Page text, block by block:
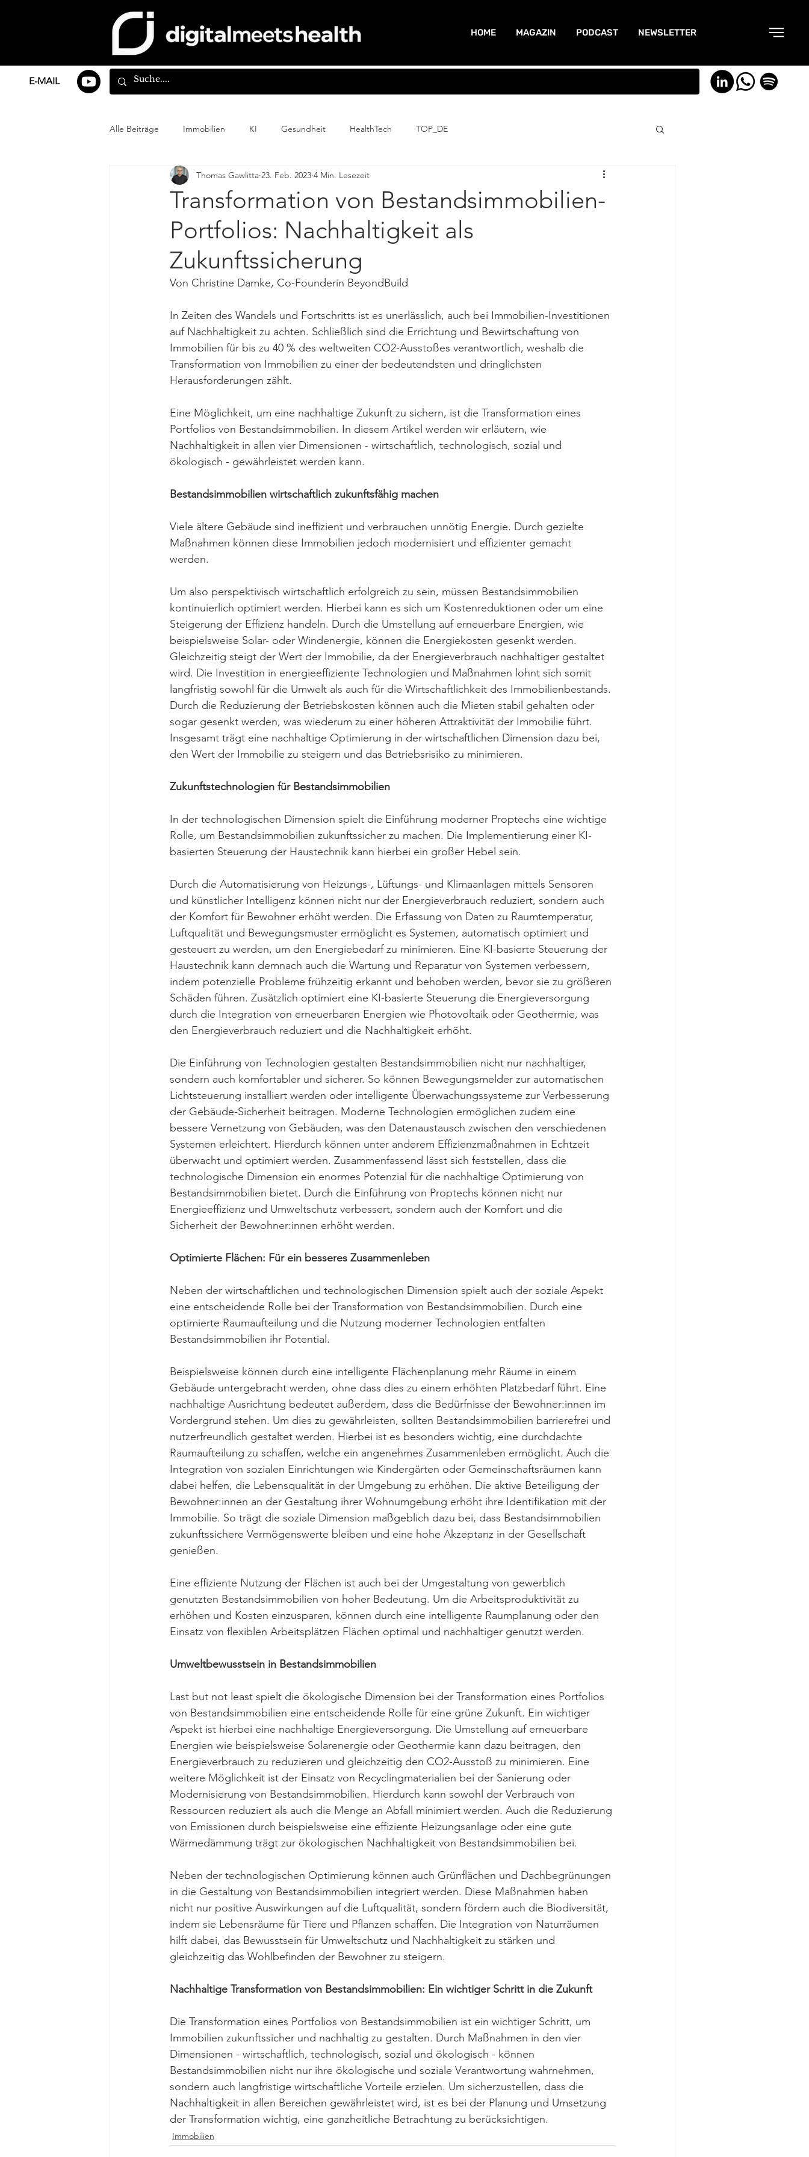
E-MAIL
HOME MAGAZIN PODCAST NEWSLETTER
Alle Beiträge Immobilien KI Gesundheit HealthTech TOP_DE
Transformation von Bestandsimmobilien-
Portfolios: Nachhaltigkeit als
Zukunftssicherung
Thomas Gawlitta 23. Feb. 2023 4 Min. Lesezeit
Von Christine Damke, Co-Founderin BeyondBuild
In Zeiten des Wandels und Fortschritts ist es unerlässlich, auch bei Immobilien-Investitionen
auf Nachhaltigkeit zu achten. Schließlich sind die Errichtung und Bewirtschaftung von
Immobilien für bis zu 40 % des weltweiten CO2-Ausstoßes verantwortlich, weshalb die
Transformation von Immobilien zu einer der bedeutendsten und dringlichsten
Herausforderungen zählt.
Eine Möglichkeit, um eine nachhaltige Zukunft zu sichern, ist die Transformation eines
Portfolios von Bestandsimmobilien. In diesem Artikel werden wir erläutern, wie
Nachhaltigkeit in allen vier Dimensionen - wirtschaftlich, technologisch, sozial und
ökologisch - gewährleistet werden kann.
Bestandsimmobilien wirtschaftlich zukunftsfähig machen
Viele ältere Gebäude sind ineffizient und verbrauchen unnötig Energie. Durch gezielte
Maßnahmen können diese Immobilien jedoch modernisiert und effizienter gemacht
werden.
Um also perspektivisch wirtschaftlich erfolgreich zu sein, müssen Bestandsimmobilien
kontinuierlich optimiert werden. Hierbei kann es sich um Kostenreduktionen oder um eine
Steigerung der Effizienz handeln. Durch die Umstellung auf erneuerbare Energien, wie
beispielsweise Solar- oder Windenergie, können die Energiekosten gesenkt werden.
Gleichzeitig steigt der Wert der Immobilie, da der Energieverbrauch nachhaltiger gestaltet
wird. Die Investition in energieeffiziente Technologien und Maßnahmen lohnt sich somit
langfristig sowohl für die Umwelt als auch für die Wirtschaftlichkeit des Immobilienbestands.
Durch die Reduzierung der Betriebskosten können auch die Mieten stabil gehalten oder
sogar gesenkt werden, was wiederum zu einer höheren Attraktivität der Immobilie führt.
Insgesamt trägt eine nachhaltige Optimierung in der wirtschaftlichen Dimension dazu bei,
den Wert der Immobilie zu steigern und das Betriebsrisiko zu minimieren.
Zukunftstechnologien für Bestandsimmobilien
In der technologischen Dimension spielt die Einführung moderner Proptechs eine wichtige
Rolle, um Bestandsimmobilien zukunftssicher zu machen. Die Implementierung einer KI-
basierten Steuerung der Haustechnik kann hierbei ein großer Hebel sein.
Durch die Automatisierung von Heizungs-, Lüftungs- und Klimaanlagen mittels Sensoren
und künstlicher Intelligenz können nicht nur der Energieverbrauch reduziert, sondern auch
der Komfort für Bewohner erhöht werden. Die Erfassung von Daten zu Raumtemperatur,
Luftqualität und Bewegungsmuster ermöglicht es Systemen, automatisch optimiert und
gesteuert zu werden, um den Energiebedarf zu minimieren. Eine KI-basierte Steuerung der
Haustechnik kann demnach auch die Wartung und Reparatur von Systemen verbessern,
indem potenzielle Probleme frühzeitig erkannt und behoben werden, bevor sie zu größeren
Schäden führen. Zusätzlich optimiert eine KI-basierte Steuerung die Energieversorgung
durch die Integration von erneuerbaren Energien wie Photovoltaik oder Geothermie, was
den Energieverbrauch reduziert und die Nachhaltigkeit erhöht.
Die Einführung von Technologien gestalten Bestandsimmobilien nicht nur nachhaltiger,
sondern auch komfortabler und sicherer. So können Bewegungsmelder zur automatischen
Lichtsteuerung installiert werden oder intelligente Überwachungssysteme zur Verbesserung
der Gebäude-Sicherheit beitragen. Moderne Technologien ermöglichen zudem eine
bessere Vernetzung von Gebäuden, was den Datenaustausch zwischen den verschiedenen
Systemen erleichtert. Hierdurch können unter anderem Effizienzmaßnahmen in Echtzeit
überwacht und optimiert werden. Zusammenfassend lässt sich feststellen, dass die
technologische Dimension ein enormes Potenzial für die nachhaltige Optimierung von
Bestandsimmobilien bietet. Durch die Einführung von Proptechs können nicht nur
Energieeffizienz und Umweltschutz verbessert, sondern auch der Komfort und die
Sicherheit der Bewohner:innen erhöht werden.
Optimierte Flächen: Für ein besseres Zusammenleben
Neben der wirtschaftlichen und technologischen Dimension spielt auch der soziale Aspekt
eine entscheidende Rolle bei der Transformation von Bestandsimmobilien. Durch eine
optimierte Raumaufteilung und die Nutzung moderner Technologien entfalten
Bestandsimmobilien ihr Potential.
Beispielsweise können durch eine intelligente Flächenplanung mehr Räume in einem
Gebäude untergebracht werden, ohne dass dies zu einem erhöhten Platzbedarf führt. Eine
nachhaltige Ausrichtung bedeutet außerdem, dass die Bedürfnisse der Bewohner:innen im
Vordergrund stehen. Um dies zu gewährleisten, sollten Bestandsimmobilien barrierefrei und
nutzerfreundlich gestaltet werden. Hierbei ist es besonders wichtig, eine durchdachte
Raumaufteilung zu schaffen, welche ein angenehmes Zusammenleben ermöglicht. Auch die
Integration von sozialen Einrichtungen wie Kindergärten oder Gemeinschaftsräumen kann
dabei helfen, die Lebensqualität in der Umgebung zu erhöhen. Die aktive Beteiligung der
Bewohner:innen an der Gestaltung ihrer Wohnumgebung erhöht ihre Identifikation mit der
Immobilie. So trägt die soziale Dimension maßgeblich dazu bei, dass Bestandsimmobilien
zukunftssichere Vermögenswerte bleiben und eine hohe Akzeptanz in der Gesellschaft
genießen.
Eine effiziente Nutzung der Flächen ist auch bei der Umgestaltung von gewerblich
genutzten Bestandsimmobilien von hoher Bedeutung. Um die Arbeitsproduktivität zu
erhöhen und Kosten einzusparen, können durch eine intelligente Raumplanung oder den
Einsatz von flexiblen Arbeitsplätzen Flächen optimal und nachhaltiger genutzt werden.
Umweltbewusstsein in Bestandsimmobilien
Last but not least spielt die ökologische Dimension bei der Transformation eines Portfolios
von Bestandsimmobilien eine entscheidende Rolle für eine grüne Zukunft. Ein wichtiger
Aspekt ist hierbei eine nachhaltige Energieversorgung. Die Umstellung auf erneuerbare
Energien wie beispielsweise Solarenergie oder Geothermie kann dazu beitragen, den
Energieverbrauch zu reduzieren und gleichzeitig den CO2-Ausstoß zu minimieren. Eine
weitere Möglichkeit ist der Einsatz von Recyclingmaterialien bei der Sanierung oder
Modernisierung von Bestandsimmobilien. Hierdurch kann sowohl der Verbrauch von
Ressourcen reduziert als auch die Menge an Abfall minimiert werden. Auch die Reduzierung
von Emissionen durch beispielsweise eine effiziente Heizungsanlage oder eine gute
Wärmedämmung trägt zur ökologischen Nachhaltigkeit von Bestandsimmobilien bei.
Neben der technologischen Optimierung können auch Grünflächen und Dachbegrünungen
in die Gestaltung von Bestandsimmobilien integriert werden. Diese Maßnahmen haben
nicht nur positive Auswirkungen auf die Luftqualität, sondern fördern auch die Biodiversität,
indem sie Lebensräume für Tiere und Pflanzen schaffen. Die Integration von Naturräumen
hilft dabei, das Bewusstsein für Umweltschutz und Nachhaltigkeit zu stärken und
gleichzeitig das Wohlbefinden der Bewohner zu steigern.
Nachhaltige Transformation von Bestandsimmobilien: Ein wichtiger Schritt in die Zukunft
Die Transformation eines Portfolios von Bestandsimmobilien ist ein wichtiger Schritt, um
Immobilien zukunftssicher und nachhaltig zu gestalten. Durch Maßnahmen in den vier
Dimensionen - wirtschaftlich, technologisch, sozial und ökologisch - können
Bestandsimmobilien nicht nur ihre ökologische und soziale Verantwortung wahrnehmen,
sondern auch langfristige wirtschaftliche Vorteile erzielen. Um sicherzustellen, dass die
Nachhaltigkeit in allen Bereichen gewährleistet wird, ist es bei der Planung und Umsetzung
der Transformation wichtig, eine ganzheitliche Betrachtung zu berücksichtigen.
Immobilien